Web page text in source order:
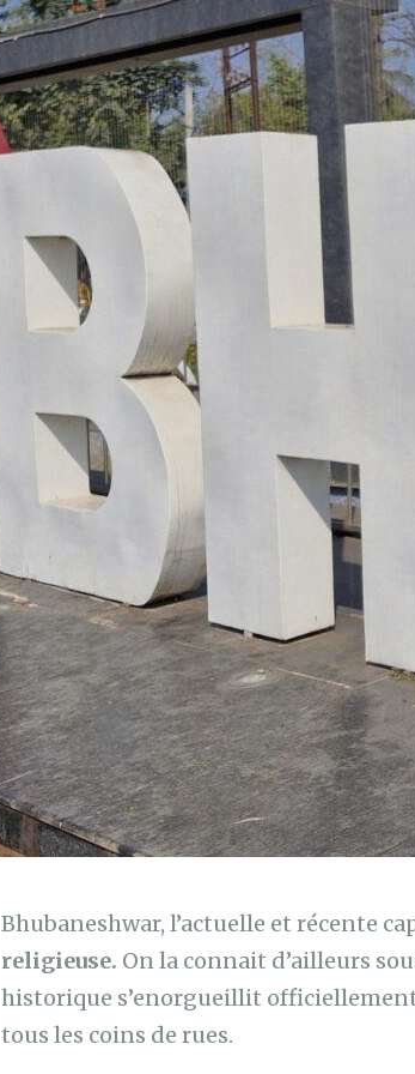
Bhubaneshwar, l’actuelle et récente
religieuse. On la connait d’ailleurs
historique s’enorgueillit
tous les coins de rues.